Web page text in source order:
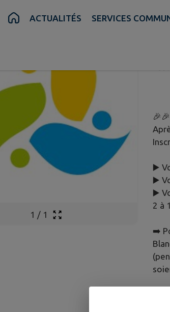
Recherche Pied de page
ACTUALITÉS SERVICES
1 / 1
▶️
▶️
▶️
2 à
➡️
➕